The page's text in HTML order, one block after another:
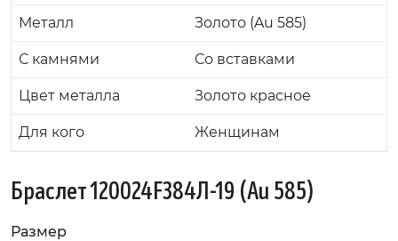
Металл Золото (Au 585)
С камнями Со вставками
Цвет металла Золото красное
Для кого Женщинам
Браслет 120024F384Л-19 (Au 585)
Размер